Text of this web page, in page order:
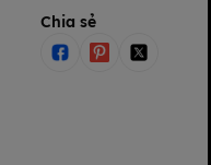
Chia sẻ